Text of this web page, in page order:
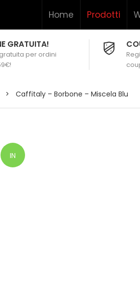
Home Prodotti
GRATUITA!
per ordini
> Caffitaly – Borbone – Miscela Blu
IN